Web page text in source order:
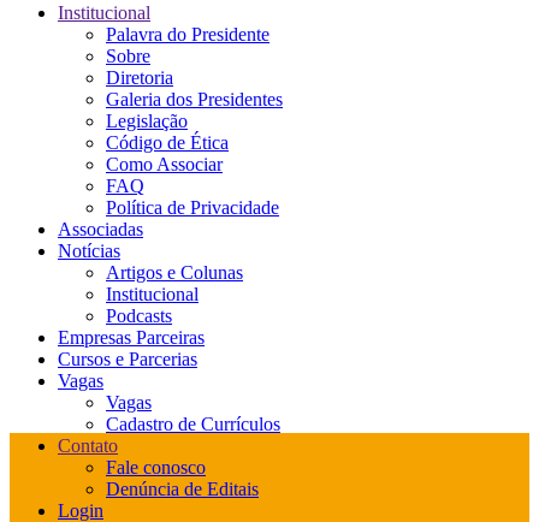
Institucional
Palavra do Presidente
Sobre
Diretoria
Galeria dos Presidentes
Legislação
Código de Ética
Como Associar
FAQ
Política de Privacidade
Associadas
Notícias
Artigos e Colunas
Institucional
Podcasts
Empresas Parceiras
Cursos e Parcerias
Vagas
Vagas
Cadastro de Currículos
Contato
Fale conosco
Denúncia de Editais
Login